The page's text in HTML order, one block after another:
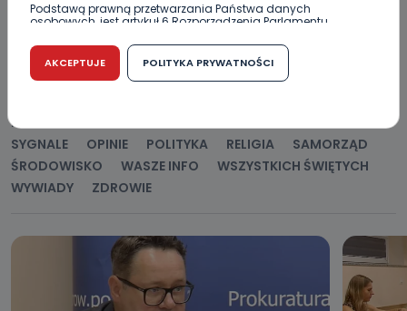
Podstawą prawną przetwarzania Państwa danych
osobowych, jest artykuł 6 Rozporządzenia Parlamentu
r. w sprawie ochrony osób fizycznych w związku z
przetwarzaniem danych osobowych w sprawie
swobodnego przepływu takich danych oraz uchylenia
dyrektywy 95/46/WE (RODO).
Czy jest możliwość cofnięcia zgody?
Podanie danych osobowych jest dobrowolne, nie jest
wymogiem ustawowym lub umownym oraz nie stanowi
warunku zawarcia umowy. Cofnięcie zgody jest możliwe
na każdym etapie i nie jest to związane z żadnymi
Kablowej Pro-Art z siedzibą w miejscowości Ostrów
Wielkopolski (63-400) przy ul. Wolności 19.
Kiedy i komu możemy przekazać
AKCEPTUJE POLITYKA PRYWATNOŚCI
POPULARNE
WSZYSTKIE BEZPIECZEŃSTWO
CIEKAWOSTKI
KORONAWIRUS
SYGNALE
OPINIE POLITYKA RELIGIA
SAMORZĄD
ŚRODOWISKO
WASZE INFO
WSZYSTKICH ŚWIĘTYCH
WYWIADY
ZDROWIE